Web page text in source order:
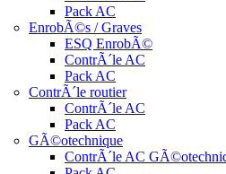
Pack AC
EnrobÃ©s / Graves
ESQ EnrobÃ©
ContrÃ´le AC
Pack AC
ContrÃ´le routier
ContrÃ´le AC
Pack AC
GÃ©otechnique
ContrÃ´le AC